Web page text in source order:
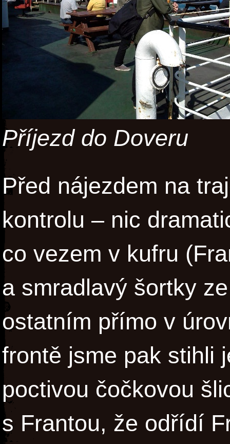
Příjezd do Doveru
Před nájezdem na
kontrolu – nic
co vezem v kufru
a smradlavý šortky
ostatním přímo v
frontě jsme pak stihli
poctivou čočkovou
s Frantou, že odřídí